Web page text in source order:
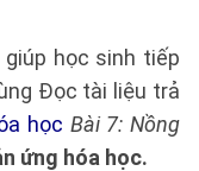
học sinh tiếp
Đọc tài liệu trả
học Bài 7: Nồng
ứng hóa học.